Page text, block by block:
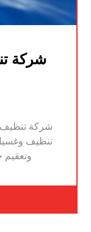
شركة
شركة
تنظيف
وتعقيم